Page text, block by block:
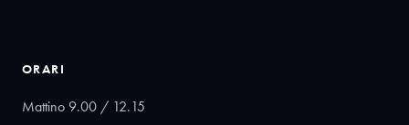
ORARI
Mattino 9.00 / 12.15